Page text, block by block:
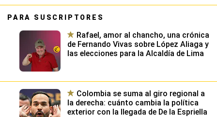
PARA SUSCRIPTORES
Rafael, amor al chancho, una crónica
de Fernando Vivas sobre López Aliaga y
las elecciones para la Alcaldía de Lima
Colombia se suma al giro regional a
la derecha: cuánto cambia la política
exterior con la llegada de De la Espriella